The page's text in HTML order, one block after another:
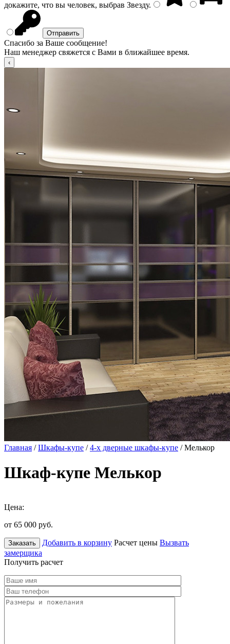
докажите, что вы человек, выбрав Звезду.
Спасибо за Ваше сообщение!
Наш менеджер свяжется с Вами в ближайшее время.
Главная /Шкафы-купе /4-х дверные шкафы-купе / Мелькор
Шкаф-купе Мелькор
Цена:
от 65 000 руб.
Заказать Добавить в корзину Расчет цены Вызвать
замерщика
Получить расчет